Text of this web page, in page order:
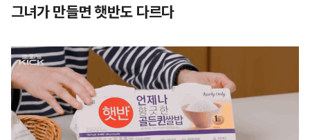
그녀가 만들면 햇반도 다르다